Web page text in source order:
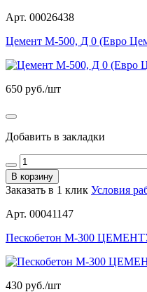
Арт. 00026438
Цемент М-500, Д 0 (Евро
650 руб./шт
Добавить в закладки
В корзину
Заказать в 1 клик Условия
Арт. 00041147
Пескобетон М-300
430 руб./шт